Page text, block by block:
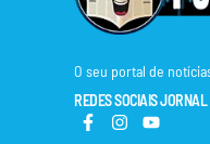
O seu portal de
REDES SOCIAIS